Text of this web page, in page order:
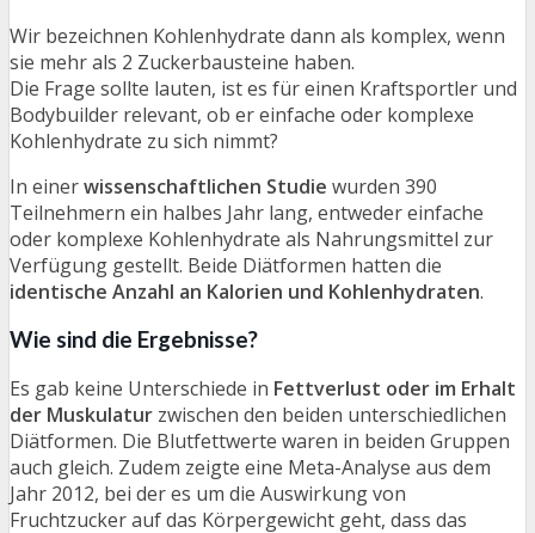
Wir bezeichnen Kohlenhydrate dann als komplex, wenn
sie mehr als 2 Zuckerbausteine haben.
Die Frage sollte lauten, ist es für einen Kraftsportler und
Bodybuilder relevant, ob er einfache oder komplexe
Kohlenhydrate zu sich nimmt?
In einerwissenschaftlichen Studie wurden 390
Teilnehmern ein halbes Jahr lang, entweder einfache
oder komplexe Kohlenhydrate als Nahrungsmittel zur
Verfügung gestellt. Beide Diätformen hatten die
identische Anzahl an Kalorien und Kohlenhydraten.
Wie sind die Ergebnisse?
Es gab keine Unterschiede in Fettverlust oder im Erhalt
der Muskulatur zwischen den beiden unterschiedlichen
Diätformen. Die Blutfettwerte waren in beiden Gruppen
auch gleich. Zudem zeigte eine Meta-Analyse aus dem
Jahr 2012, bei der es um die Auswirkung von
Fruchtzucker auf das Körpergewicht geht, dass das